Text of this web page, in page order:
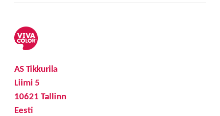
AS Tikkurila
Liimi 5
10621 Tallinn
Eesti